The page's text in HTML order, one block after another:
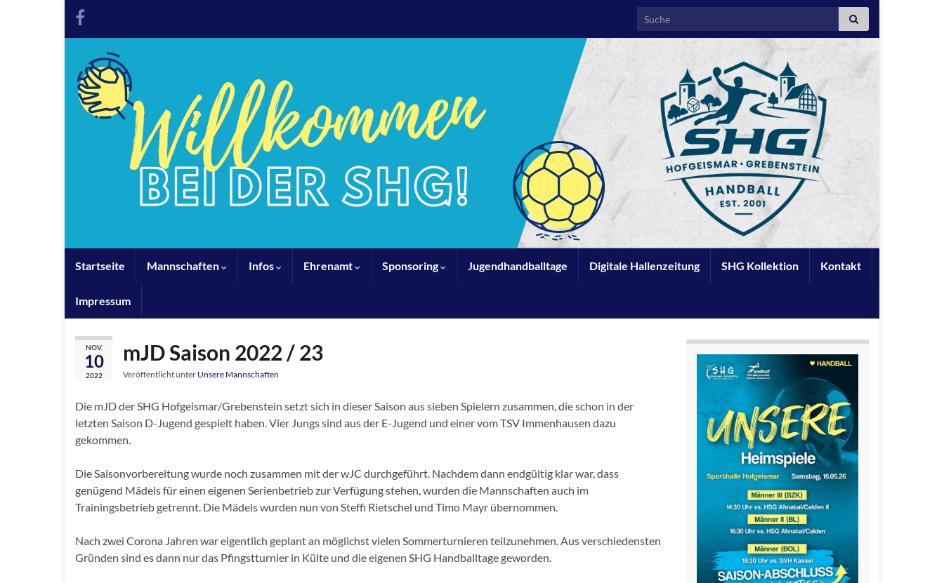
Search for:
Startseite Mannschaften Infos Ehrenamt Sponsoring Jugendhandballtage Digitale Hallenzeitung SHG Kollektion Kontakt
Impressum
NOV.
10
2022
mJD Saison 2022 / 23
Veröffentlicht unter Unsere Mannschaften
Die mJD der SHG Hofgeismar/Grebenstein setzt sich in dieser Saison aus sieben Spielern zusammen, die schon in der
letzten Saison D-Jugend gespielt haben. Vier Jungs sind aus der E-Jugend und einer vom TSV Immenhausen dazu
gekommen.
Die Saisonvorbereitung wurde noch zusammen mit der wJC durchgeführt. Nachdem dann endgültig klar war, dass
genügend Mädels für einen eigenen Serienbetrieb zur Verfügung stehen, wurden die Mannschaften auch im
Trainingsbetrieb getrennt. Die Mädels wurden nun von Steffi Rietschel und Timo Mayr übernommen.
Nach zwei Corona Jahren war eigentlich geplant an möglichst vielen Sommerturnieren teilzunehmen. Aus verschiedensten
Gründen sind es dann nur das Pfingstturnier in Külte und die eigenen SHG Handballtage geworden.